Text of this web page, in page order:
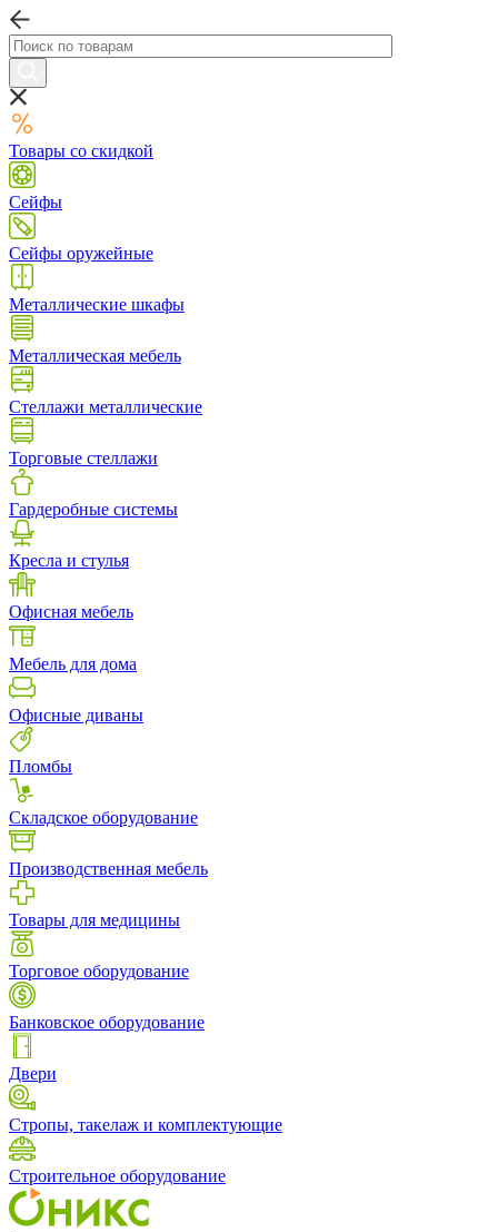
Товары со скидкой
Сейфы
Сейфы оружейные
Металлические шкафы
Металлическая мебель
Стеллажи металлические
Торговые стеллажи
Гардеробные системы
Кресла и стулья
Офисная мебель
Мебель для дома
Офисные диваны
Пломбы
Складское оборудование
Производственная мебель
Товары для медицины
Торговое оборудование
Банковское оборудование
Двери
Стропы, такелаж и комплектующие
Строительное оборудование